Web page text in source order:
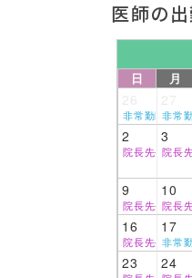
医師の
日 月
非常勤医師
非常
2 3
院長先生院長
9 10
院長先生院長
16 17
院長先生非常
23 24